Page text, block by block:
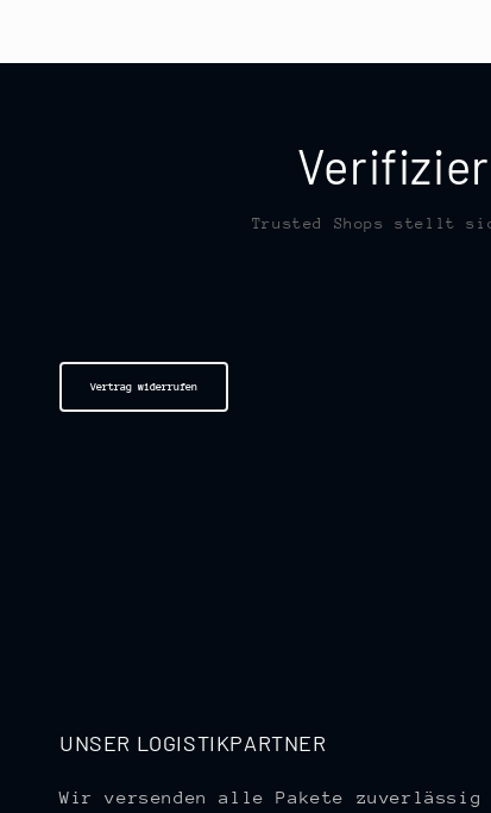
Trusted Shops stellt
Vertrag widerrufen
UNSER LOGISTIKPARTNER
Wir versenden alle Pakete zuverlässig